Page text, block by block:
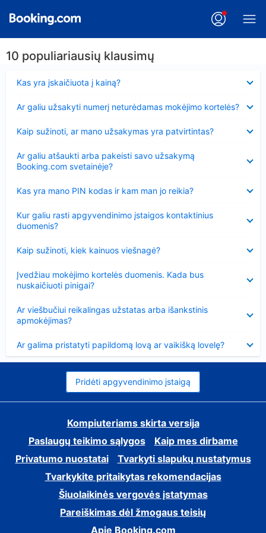
10 populiariausių klausimų
Kas yra įskaičiuota į kainą?
Ar galiu užsakyti numerį neturėdamas mokėjimo kortelės?
Kaip sužinoti, ar mano užsakymas yra patvirtintas?
Ar galiu atšaukti arba pakeisti savo užsakymą
Booking.com svetainėje?
Kas yra mano PIN kodas ir kam man jo reikia?
Kur galiu rasti apgyvendinimo įstaigos kontaktinius
duomenis?
Kaip sužinoti, kiek kainuos viešnagė?
Įvedžiau mokėjimo kortelės duomenis. Kada bus
nuskaičiuoti pinigai?
Ar viešbučiui reikalingas užstatas arba išankstinis
apmokėjimas?
Ar galima pristatyti papildomą lovą ar vaikišką lovelę?
Pridėti apgyvendinimo įstaigą
Kompiuteriams skirta versija
Paslaugų teikimo sąlygos
Kaip mes dirbame
Privatumo nuostatai
Tvarkyti slapukų nustatymus
Tvarkykite pritaikytas rekomendacijas
Šiuolaikinės vergovės įstatymas
Pareiškimas dėl žmogaus teisių
Apie Booking.com